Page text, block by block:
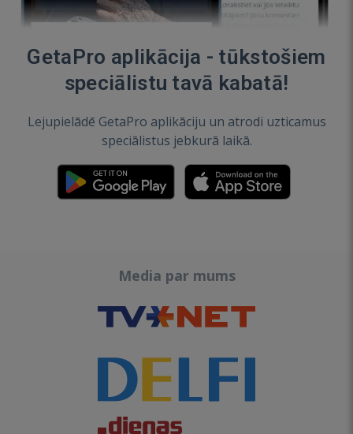
GetaPro aplikācija - tūkstošiem
speciālistu tavā kabatā!
Lejupielādē GetaPro aplikāciju un atrodi uzticamus
speciālistus jebkurā laikā.
Media par mums